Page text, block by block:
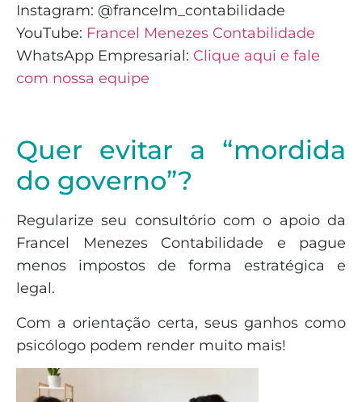
Instagram: @francelm_contabilidade
YouTube: Francel Menezes Contabilidade
WhatsApp Empresarial: Clique aqui e fale
com nossa equipe
Quer evitar a “mordida
do governo”?
Regularize seu consultório com o apoio da
Francel Menezes Contabilidade e pague
menos impostos de forma estratégica e
legal.
Com a orientação certa, seus ganhos como
psicólogo podem render muito mais!